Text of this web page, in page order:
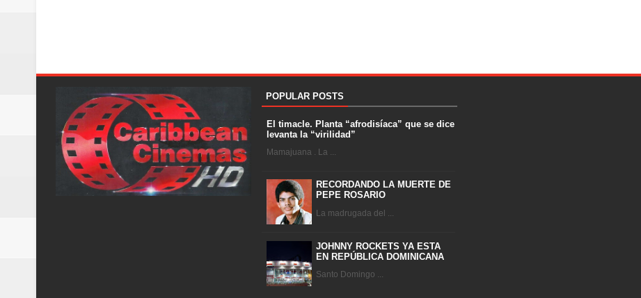
POPULAR POSTS
El timacle. Planta “afrodisíaca” que se dice
levanta la “virilidad”
Mamajuana . La ...
RECORDANDO LA MUERTE DE
PEPE ROSARIO
La madrugada del ...
JOHNNY ROCKETS YA ESTA
EN REPÚBLICA DOMINICANA
Santo Domingo ...